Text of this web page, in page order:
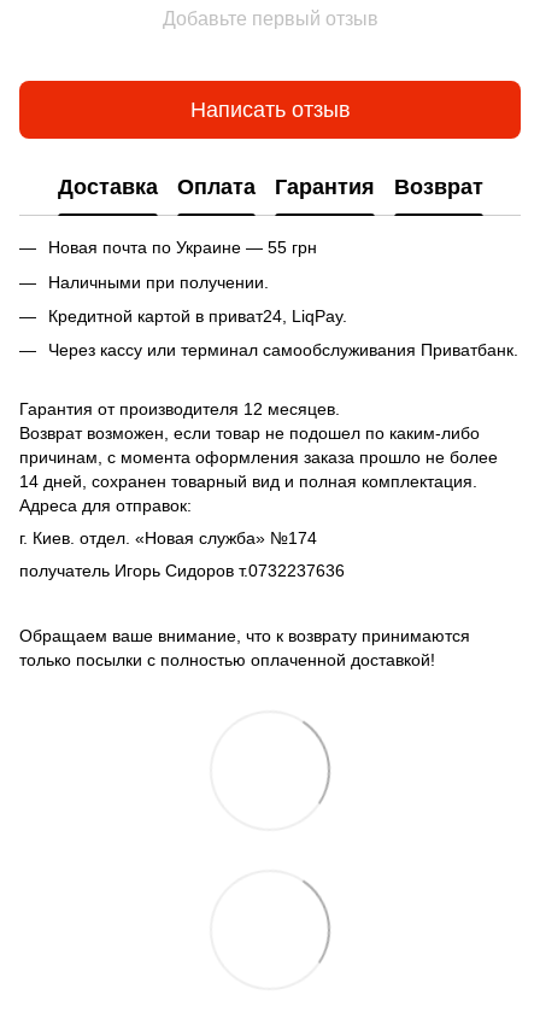
Добавьте первый отзыв
Написать отзыв
Доставка Оплата Гарантия Возврат
Новая почта по Украине — 55 грн
Наличными при получении.
Кредитной картой в приват24, LiqPay.
Через кассу или терминал самообслуживания Приватбанк.
Гарантия от производителя 12 месяцев.
Возврат возможен, если товар не подошел по каким-либо
причинам, с момента оформления заказа прошло не более
14 дней, сохранен товарный вид и полная комплектация.
Адреса для отправок:
г. Киев. отдел. «Новая служба» №174
получатель Игорь Сидоров т.0732237636
Обращаем ваше внимание, что к возврату принимаются
только посылки с полностью оплаченной доставкой!